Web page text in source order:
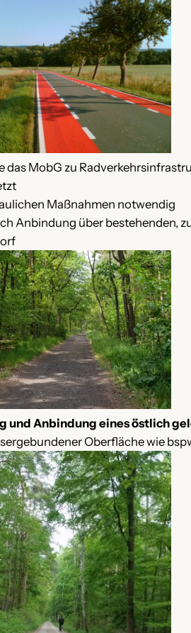
das MobG zu
Maßnahmen notwendig
Anbindung über bestehenden,
und Anbindung eines östlich
Oberfläche wie